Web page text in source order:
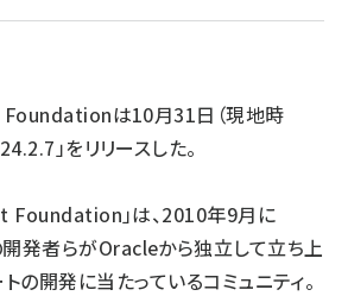
は10月31日（現地時
」をリリースした。
」は、2010年9月に
発者らがOracleから独立して立ち上
トの開発に当たっているコミュニティ。